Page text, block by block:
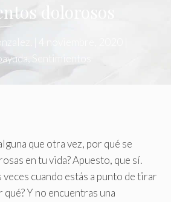
dolorosos
que otra vez, por qué se
en tu vida? Apuesto, que sí.
veces cuando estás a punto de tirar
qué? Y no encuentras una